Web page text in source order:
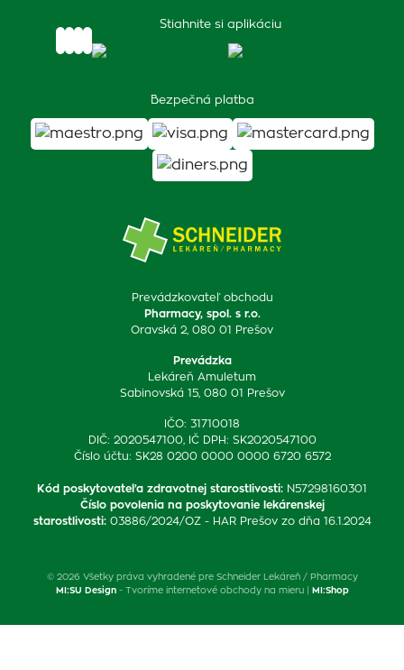
Prevádzkovateľ obchodu
Pharmacy, spol. s r.o.
Oravská 2, 080 01 Prešov
Prevádzka
Lekáreň Amuletum
Sabinovská 15, 080 01 Prešov
IČO: 31710018
DIČ: 2020547100, IČ DPH: SK2020547100
Číslo účtu: SK28 0200 0000 0000 6720 6572
Kód poskytovateľa zdravotnej starostlivosti: N57298160301
Číslo povolenia na poskytovanie lekárenskej
starostlivosti: 03886/2024/OZ - HAR Prešov zo dňa 16.1.2024
Stiahnite si aplikáciu
Bezpečná platba
© 2026 Všetky práva vyhradené pre Schneider Lekáreň / Pharmacy
MI:SU Design- Tvoríme internetové obchody na mieru | MI:Shop